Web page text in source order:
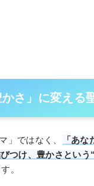
さ」に変える
」ではなく、
「あ
つけ、豊かさという
。